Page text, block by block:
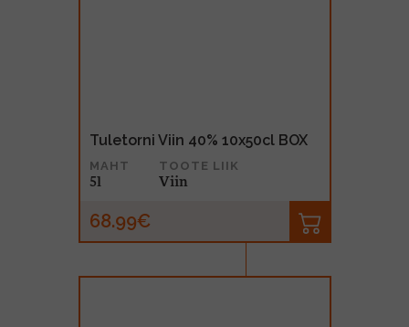
Tuletorni Viin 40% 10x50cl BOX
MAHT
5l
TOOTE LIIK
Viin
68.99€